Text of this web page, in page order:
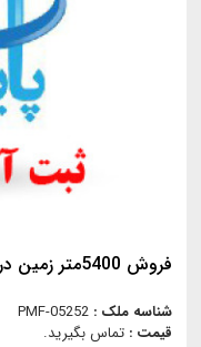
فروش 5400متر زمین در شهریار
شناسه ملک : PMF-05252
قیمت : تماس بگیرید.